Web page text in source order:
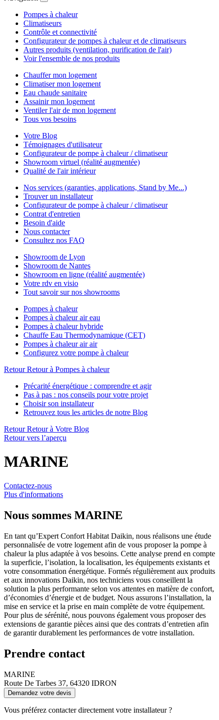
Pompes à chaleur
Climatiseurs
Contrôle et connectivité
Configurateur de pompes à chaleur et de climatiseurs
Autres produits (ventilation, purification de l'air)
Voir l'ensemble de nos produits
Chauffer mon logement
Climatiser mon logement
Eau chaude sanitaire
Assainir mon logement
Ventiler l'air de mon logement
Tous vos besoins
Votre Blog
Témoignages d'utilisateur
Configurateur de pompe à chaleur / climatiseur
Showroom virtuel (réalité augmentée)
Qualité de l'air intérieur
Nos services (garanties, applications, Stand by Me...)
Trouver un installateur
Configurateur de pompe à chaleur / climatiseur
Contrat d'entretien
Besoin d'aide
Nous contacter
Consultez nos FAQ
Showroom de Lyon
Showroom de Nantes
Showroom en ligne (réalité augmentée)
Votre rdv en visio
Tout savoir sur nos showrooms
Pompes à chaleur
Pompes à chaleur air eau
Pompes à chaleur hybride
Chauffe Eau Thermodynamique (CET)
Pompes à chaleur air air
Configurez votre pompe à chaleur
Retour Retour à Pompes à chaleur
Précarité énergétique : comprendre et agir
Pas à pas : nos conseils pour votre projet
Choisir son installateur
Retrouvez tous les articles de notre Blog
Retour Retour à Votre Blog
Retour vers l’aperçu
MARINE
Contactez-nous
Plus d'informations
Nous sommes MARINE
En tant qu’Expert Confort Habitat Daikin, nous réalisons une étude
personnalisée de votre logement afin de vous proposer la pompe à
chaleur la plus adaptée à vos besoins. Cette analyse prend en compte
la superficie, l’isolation, la localisation, les équipements existants et
votre consommation énergétique. Formés régulièrement aux produits
et aux innovations Daikin, nos techniciens vous conseillent la
solution la plus performante selon vos attentes en matière de confort,
d’économies d’énergie et de budget. Nous assurons l’installation, la
mise en service et la prise en main complète de votre équipement.
Pour plus de sérénité, nous pouvons également vous proposer des
extensions de garantie pièces ainsi que des contrats d’entretien afin
de garantir durablement les performances de votre installation.
Prendre contact
MARINE
Route De Tarbes 37, 64320 IDRON
Demandez votre devis
Vous préférez contacter directement votre installateur ?